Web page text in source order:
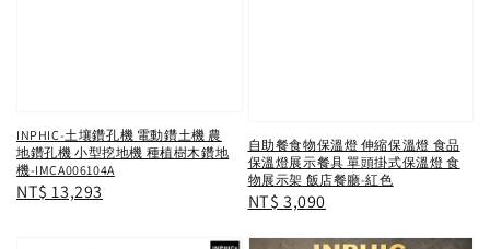
INPHIC-土壤鑽孔機 電動鑽土機 農
地鑽孔機 小型挖地機 種植樹木鑽地
機-IMCA006104A
Regular
NT$ 13,293
自助餐食物保溫燈 伸縮保溫燈 食品
保溫燈展示餐具 單頭掛式保溫燈 食
物展示架 飯店餐廳-紅色
Regular
NT$ 3,090